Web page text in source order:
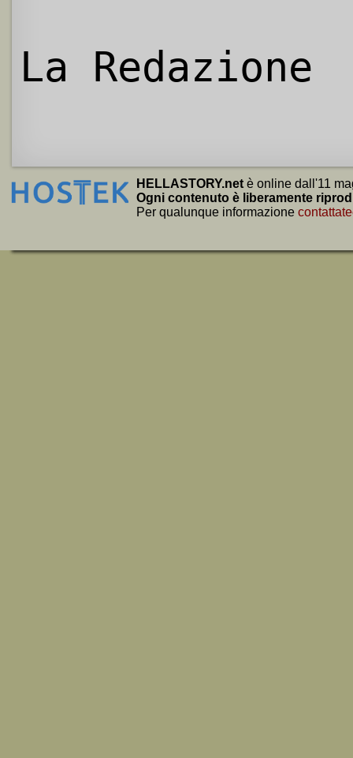
La Redazione
HELLASTORY.net è online dall'11
Ogni contenuto è liberamente
Per qualunque informazione